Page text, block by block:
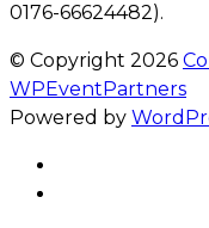
0176-66624482).
© Copyright 2026
WPEventPartners
Powered by